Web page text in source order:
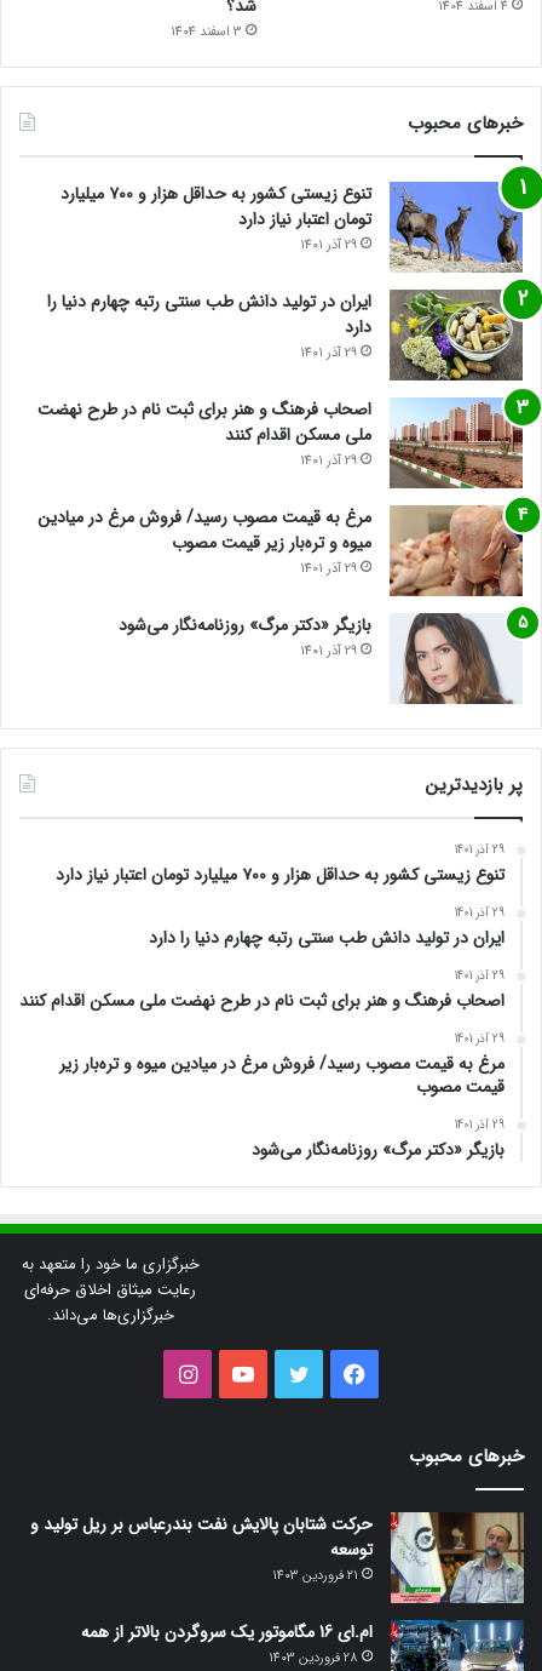
4 اسفند 1404 شد؟
3 اسفند 1404
خبرهای محبوب
تنوع زیستی کشور به حداقل هزار و ۷۰۰ میلیارد
تومان اعتبار نیاز دارد
29 آذر 1401
ایران در تولید دانش طب سنتی رتبه چهارم دنیا را
دارد
29 آذر 1401
اصحاب فرهنگ و هنر برای ثبت نام در طرح نهضت
ملی مسکن اقدام کنند
29 آذر 1401
مرغ به قیمت مصوب رسید/ فروش مرغ در میادین
میوه و تره‌بار زیر قیمت مصوب
29 آذر 1401
بازیگر «دکتر مرگ» روزنامه‌نگار می‌شود
29 آذر 1401
پر بازدیدترین
29 آذر 1401
تنوع زیستی کشور به حداقل هزار و ۷۰۰ میلیارد تومان اعتبار نیاز دارد
29 آذر 1401
ایران در تولید دانش طب سنتی رتبه چهارم دنیا را دارد
29 آذر 1401
اصحاب فرهنگ و هنر برای ثبت نام در طرح نهضت ملی مسکن اقدام کنند
29 آذر 1401
مرغ به قیمت مصوب رسید/ فروش مرغ در میادین میوه و تره‌بار زیر
قیمت مصوب
29 آذر 1401
بازیگر «دکتر مرگ» روزنامه‌نگار می‌شود
خبرگزاری ما خود را متعهد به
رعایت میثاق اخلاق حرفه‌ای
خبرگزاری‌ها می‌داند.
فیس
توییتر یوتیوب
خبرهای محبوب
حرکت شتابان پالایش نفت بندرعباس بر ریل تولید و
توسعه
21 فروردین 1403
ام.ای 16 مگاموتور یک سروگردن بالاتر از همه
28 فروردین 1403